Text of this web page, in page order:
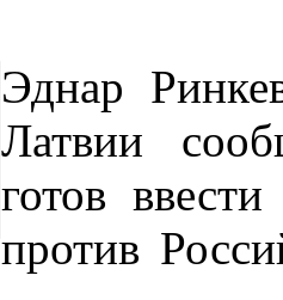
Эднар
Латвии
готов
против